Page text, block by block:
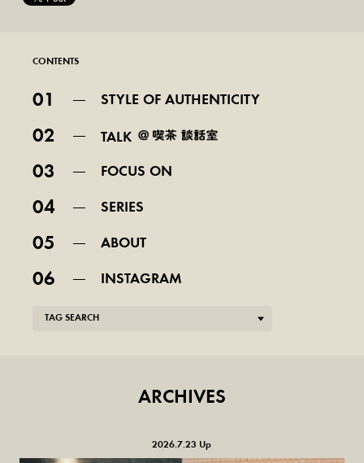
CONTENTS
01 STYLE OF AUTHENTICITY
02 TALK
03 FOCUS ON
04 SERIES
05 ABOUT
06 INSTAGRAM
TAG SEARCH
ARCHIVES
2026.7.23 Up